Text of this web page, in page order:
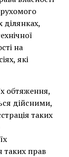
ділянках,
на
які
обтяження,
дійсними,
таких
прав